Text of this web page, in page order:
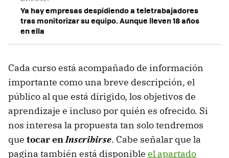
Ya hay empresas despidiendo a teletrabajadores
tras monitorizar su equipo. Aunque lleven 18 años
en ella
Cada curso está acompañado de información
importante como una breve descripción, el
público al que está dirigido, los objetivos de
aprendizaje e incluso por quién es ofrecido. Si
nos interesa la propuesta tan solo tendremos
que tocar enInscribirse. Cabe señalar que la
pagina también está disponible el apartado